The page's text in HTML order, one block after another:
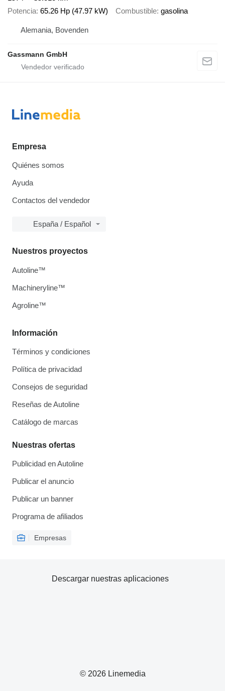
Potencia 65.26 Hp (47.97 kW) Combustible gasolina
Alemania, Bovenden
Gassmann GmbH
Empresa
Quiénes somos
Ayuda
Contactos del vendedor
España / Español
Información
Términos y condiciones
Política de privacidad
Consejos de seguridad
Reseñas de Autoline
Catálogo de marcas
Nuestras ofertas
Publicidad en Autoline
Publicar el anuncio
Publicar un banner
Programa de afiliados
Empresas
Nuestros proyectos
Autoline™
Machineryline™
Agroline™
© 2026 Linemedia
Descargar nuestras aplicaciones